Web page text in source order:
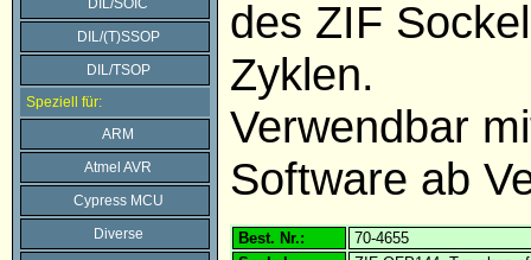
DIL/SOIC
DIL/(T)SSOP
DIL/TSOP
Speziell für:
ARM
Atmel AVR
Cypress MCU
Diverse
des ZIF
Zyklen.
Verwendbar
Software ab
Best. Nr.:
70-4655